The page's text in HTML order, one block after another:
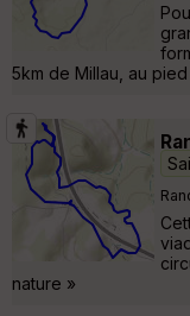
5km de Millau, au
nature »